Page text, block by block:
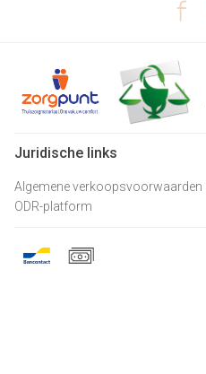
Juridische links
Algemene verkoopsvoorwaarden
ODR-platform